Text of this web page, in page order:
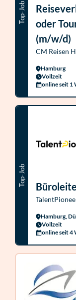
Top-Job
oder
(m/w/d)
CM Reisen
Hamburg
Vollzeit
online seit 1
Top-Job
Hamburg,
Vollzeit
online seit 4